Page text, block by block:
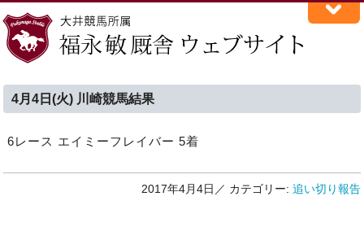
4月4日(火) 川崎競馬結果
6レース エイミーフレイバー 5着
2017年4月4日／ カテゴリー: 追い切り報告